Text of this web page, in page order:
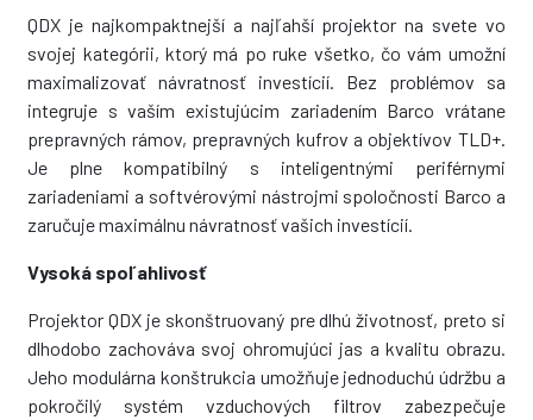
QDX je najkompaktnejší a najľahší projektor na svete vo
svojej kategórii, ktorý má po ruke všetko, čo vám umožní
maximalizovať návratnosť investícií. Bez problémov sa
integruje s vaším existujúcim zariadením Barco vrátane
prepravných rámov, prepravných kufrov a objektívov TLD+.
Je plne kompatibilný s inteligentnými periférnymi
zariadeniami a softvérovými nástrojmi spoločnosti Barco a
zaručuje maximálnu návratnosť vašich investícií.
Vysoká spoľahlivosť
Projektor QDX je skonštruovaný pre dlhú životnosť, preto si
dlhodobo zachováva svoj ohromujúci jas a kvalitu obrazu.
Jeho modulárna konštrukcia umožňuje jednoduchú údržbu a
pokročilý systém vzduchových filtrov zabezpečuje